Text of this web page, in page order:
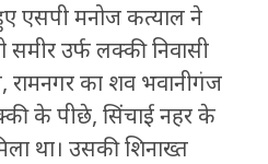
एसपी मनोज कत्याल ने
समीर उर्फ लक्की निवासी
का शव भवानीगंज
के पीछे, सिंचाई नहर के
था। उसकी शिनाख्त